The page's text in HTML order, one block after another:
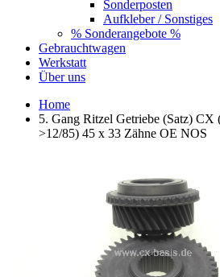
Sonderposten
Aufkleber / Sonstiges
% Sonderangebote %
Gebrauchtwagen
Werkstatt
Über uns
Home
5. Gang Ritzel Getriebe (Satz) CX
>12/85) 45 x 33 Zähne OE NOS